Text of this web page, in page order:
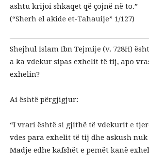
ashtu krijoi shkaqet që çojnë në to.”
(“Sherh el akide et-Tahauije” 1/127)
Shejhul Islam Ibn Tejmije (v. 728H)
a ka vdekur sipas exhelit të tij, apo
exhelin?
Ai është përgjigjur:
“I vrari është si gjithë të vdekurit e
vdes para exhelit të tij dhe askush
Madje edhe kafshët e pemët kanë